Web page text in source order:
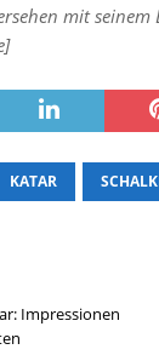
mit
KATAR
Impressionen